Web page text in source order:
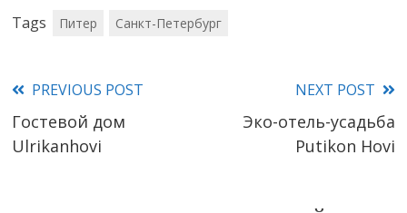
Tags Питер Санкт-Петербург
Read
more
PREVIOUS POST
Гостевой дом
Ulrikanhovi
NEXT POST
Эко-отель-усадьба
Putikon Hovi